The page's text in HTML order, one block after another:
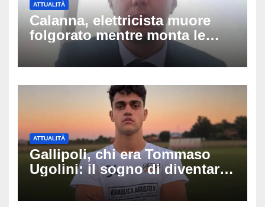
ATTUALITÀ
Calanna, elettricista muore
folgorato mentre monta le
luminarie della festa: chi era
Fabio Calabrò e cosa è
ATTUALITÀ
Gallipoli, chi era Tommaso
Ugolini: il sogno di diventare
medico e la fascia da
capitano, il dolore di Bologna